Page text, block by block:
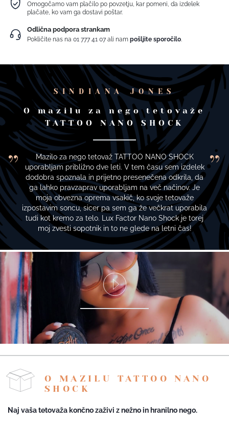
Omogočamo vam plačilo po povzetju, kar pomeni, da izdelek
plačate, ko vam ga dostavi poštar.
Odlična podpora strankam
Pokličite nas na01 777 41 07 ali nampošljite sporočilo.
SINDIANA JONES
O mazilu za nego tetovaže
TATTOO NANO SHOCK
Mazilo za nego tetovaž TATTOO NANO SHOCK
uporabljam približno dve leti. V tem času sem izdelek
dodobra spoznala in prijetno presenečena odkrila, da
ga lahko pravzaprav uporabljam na več načinov. Je
moja obvezna oprema vsakič, ko svoje tetovaže
izpostavim soncu, sicer pa sem ga že večkrat uporabila
tudi kot kremo za telo. Lux Factor Nano Shock je torej
moj zvesti sopotnik in to ne glede na letni čas!
O MAZILU TATTOO NANO
SHOCK
Naj vaša tetovaža končno zaživi z nežno in hranilno nego.